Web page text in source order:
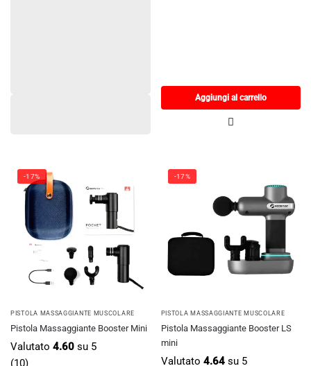
Aggiungi al carrello
-17%
PISTOLA MASSAGGIANTE MUSCOLARE
Pistola Massaggiante Booster Mini
Valutato 4.60 su 5
(10)
-17%
PISTOLA MASSAGGIANTE MUSCOLARE
Pistola Massaggiante Booster LS
mini
Valutato 4.64su 5